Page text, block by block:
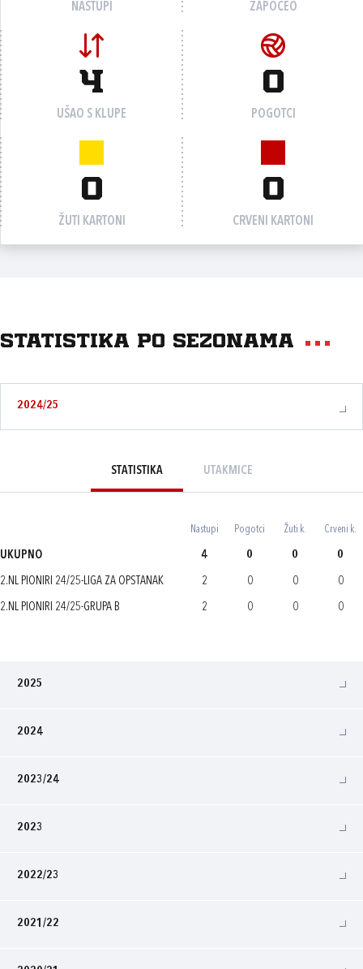
NASTUPI ZAPOČEO
4
UŠAO S KLUPE
0
POGOTCI
0
ŽUTI KARTONI
0
CRVENI KARTONI
Statistika po sezonama
2024/25
STATISTIKA UTAKMICE
Nastupi Pogotci Žuti k. Crveni k.
UKUPNO 4 0 0 0
2.NL PIONIRI 24/25-LIGA ZA OPSTANAK 2 0 0 0
2.NL PIONIRI 24/25-GRUPA B 2 0 0 0
2025
2024
2023/24
2023
2022/23
2021/22